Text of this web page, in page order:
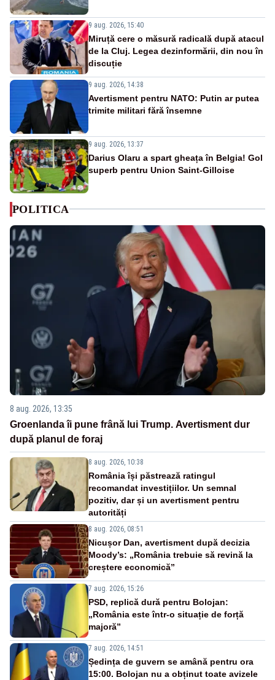
9 aug. 2026, 15:40
Miruță cere o măsură radicală după atacul
de la Cluj. Legea dezinformării, din nou în
discuție
9 aug. 2026, 14:38
Avertisment pentru NATO: Putin ar putea
trimite militari fără însemne
9 aug. 2026, 13:37
Darius Olaru a spart gheața în Belgia! Gol
superb pentru Union Saint-Gilloise
POLITICA
8 aug. 2026, 13:35
Groenlanda îi pune frână lui Trump. Avertisment dur
după planul de foraj
8 aug. 2026, 10:38
România își păstrează ratingul
recomandat investițiilor. Un semnal
pozitiv, dar și un avertisment pentru
autorități
8 aug. 2026, 08:51
Nicușor Dan, avertisment după decizia
Moody’s: „România trebuie să revină la
creștere economică”
7 aug. 2026, 15:26
PSD, replică dură pentru Bolojan:
„România este într-o situație de forță
majoră”
7 aug. 2026, 14:51
Ședința de guvern se amână pentru ora
15:00. Bolojan nu a obținut toate avizele